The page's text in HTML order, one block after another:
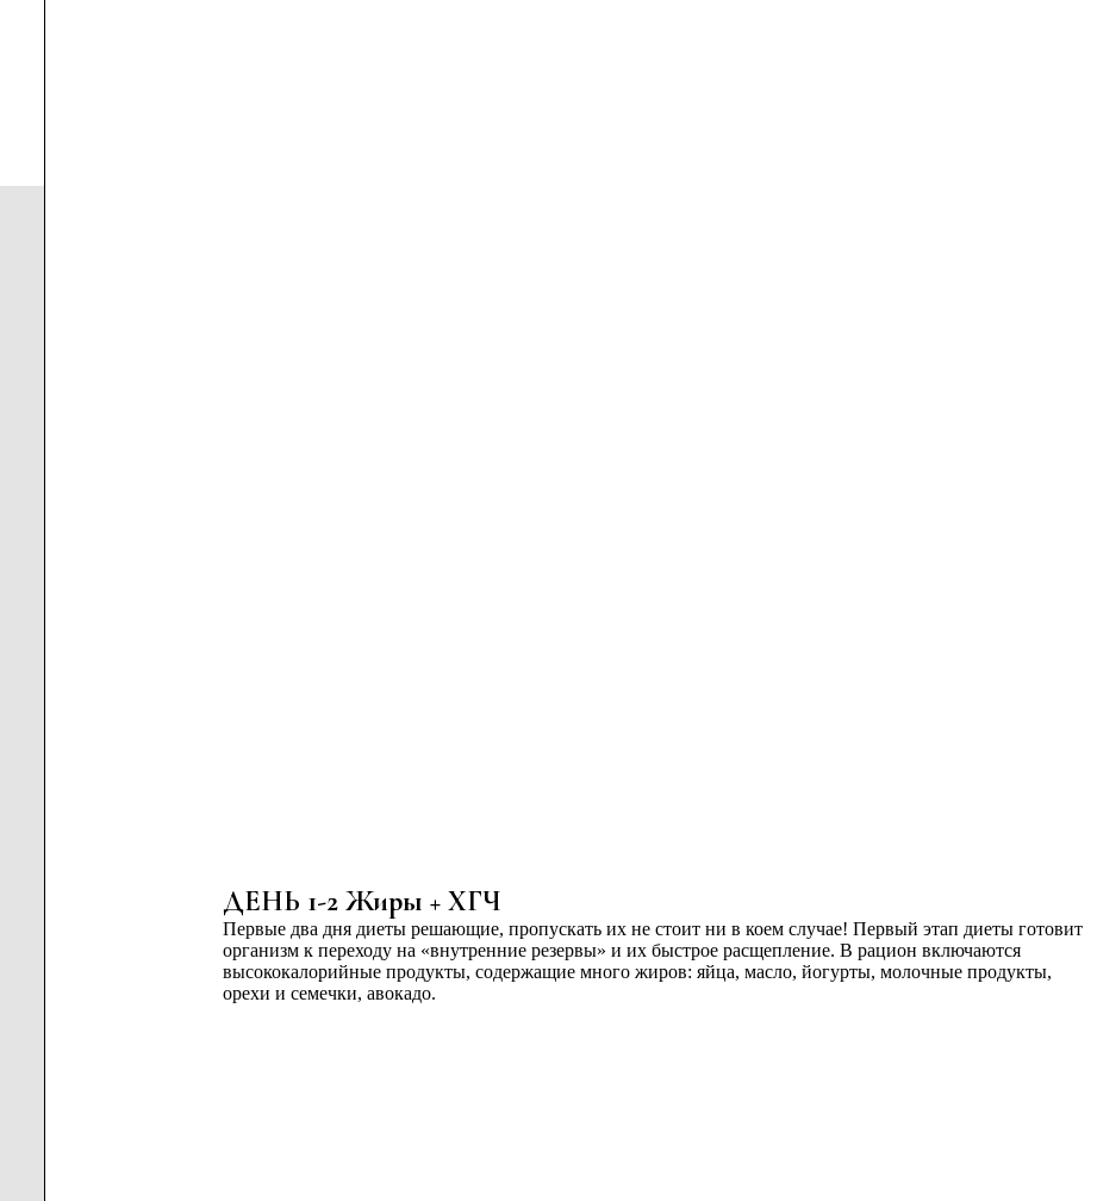
ДЕНЬ 1-2 Жиры + ХГЧ
Первые два дня диеты решающие, пропускать их не стоит ни в коем случае! Первый этап диеты готовит
организм к переходу на «внутренние резервы» и их быстрое расщепление. В рацион включаются
высококалорийные продукты, содержащие много жиров: яйца, масло, йогурты, молочные продукты,
орехи и семечки, авокадо.